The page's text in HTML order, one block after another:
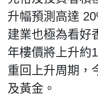
升幅預測高達
建業也極為看好
年樓價將上升約
重回上升周期，
及黃金。